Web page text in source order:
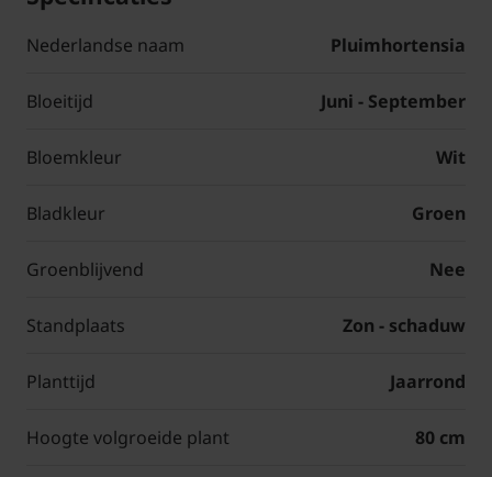
Nederlandse naam Pluimhortensia
Bloeitijd Juni - September
Bloemkleur Wit
Bladkleur Groen
Groenblijvend Nee
Standplaats Zon - schaduw
Planttijd Jaarrond
Hoogte volgroeide plant 80 cm